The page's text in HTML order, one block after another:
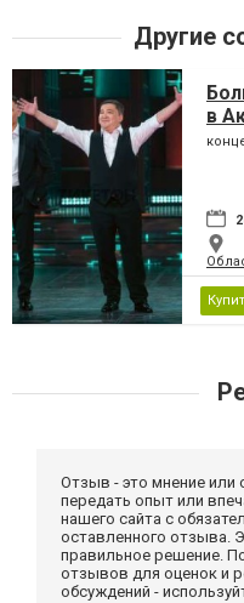
Другие
в
Отзыв - это мнение или
передать опыт или
нашего сайта с
оставленного отзыва.
правильное решение.
отзывов для оценок и
обсуждений -